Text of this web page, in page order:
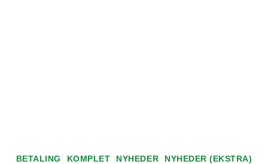
Kategorier
BETALING KOMPLET NYHEDER
NYHEDER (EKSTRA)